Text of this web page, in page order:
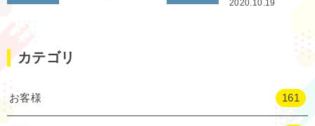
2020.10.19
カテゴリ
お客様 161